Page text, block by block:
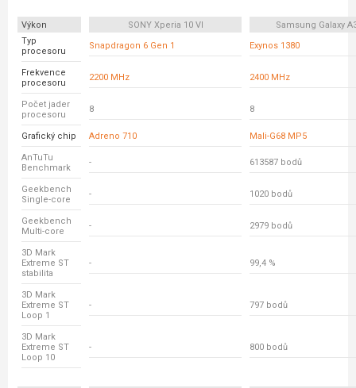
Výkon SONY Xperia 10 VI
Samsung Galaxy
Typ
procesoru
Snapdragon 6 Gen 1 Exynos 1380
Frekvence
procesoru
2200 MHz 2400 MHz
Počet jader
procesoru
8 8
Grafický chip Adreno 710 Mali-G68 MP5
AnTuTu
Benchmark
- 613587 bodů
Geekbench
Single-core
- 1020 bodů
Geekbench
Multi-core
- 2979 bodů
3D Mark
Extreme ST
stabilita
- 99,4 %
3D Mark
Extreme ST
Loop 1
- 797 bodů
3D Mark
Extreme ST
Loop 10
- 800 bodů